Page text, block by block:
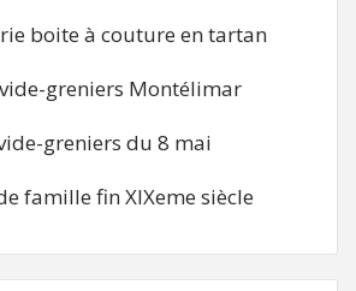
boite à couture en tartan
greniers Montélimar
greniers du 8 mai
famille fin XIXeme siècle